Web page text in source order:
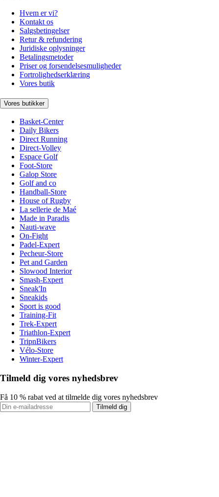
Hvem er vi?
Kontakt os
Salgsbetingelser
Retur & refundering
Juridiske oplysninger
Betalingsmetoder
Priser og forsendelsesmuligheder
Fortrolighedserklæring
Vores butik
Vores butikker
Basket-Center
Daily Bikers
Direct Running
Direct-Volley
Espace Golf
Foot-Store
Galop Store
Golf and co
Handball-Store
House of Rugby
La sellerie de Maé
Made in Paradis
Nauti-wave
On-Fight
Padel-Expert
Pecheur-Store
Pet and Garden
Slowood Interior
Smash-Expert
Sneak'In
Sneakids
Sport is good
Training-Fit
Trek-Expert
Triathlon-Expert
TripnBikers
Vélo-Store
Winter-Expert
Tilmeld dig vores nyhedsbrev
Få 10 % rabat ved at tilmelde dig vores nyhedsbrev
Tilmeld dig